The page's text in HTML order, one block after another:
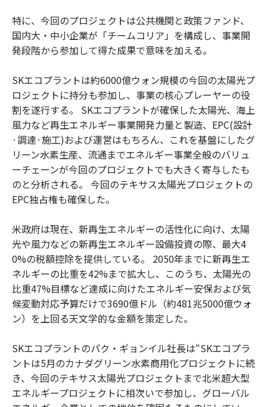
特に、今回のプロジェクトは公共機関と政策ファンド、
国内大・中小企業が「チームコリア」を構成し、事業開
発段階から参加して得た成果で意味を加える。
SKエコプラントは約6000億ウォン規模の今回の太陽光プ
ロジェクトに持分も参加し、事業の核心プレーヤーの役
割を遂行する。 SKエコプラントが確保した太陽光、海上
風力など再生エネルギー事業開発力量と製造、EPC(設計
·調達·施工)および運営はもちろん、これを基盤にしたグ
リーン水素生産、流通までエネルギー事業全般のバリュ
ーチェーンが今回のプロジェクトでも大きく寄与したも
のと分析される。 今回のテキサス太陽光プロジェクトの
EPC独占権も確保した。
米政府は現在、新再生エネルギーの活性化に向け、太陽
光や風力などの新再生エネルギー設備投資の際、最大4
0%の税額控除を提供している。 2050年までに新再生エ
ネルギーの比重を42%まで拡大し、このうち、太陽光の
比重47%目標など達成に向けたエネルギー安保および気
候変動対応予算だけで3690億ドル（約481兆5000億ウォ
ン）を上回る天文学的な金額を策定した。
SKエコプラントのパク・ギョンイル社長は“SKエコプラ
ントは5月のカナダグリーン水素商用化プロジェクトに続
き、今回のテキサス太陽光プロジェクトまで北米超大型
エネルギープロジェクトに相次いで参加し、グローバル